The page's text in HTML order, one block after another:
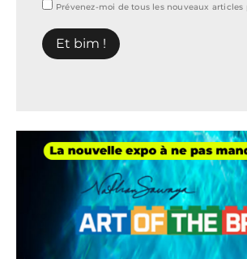
Prévenez-moi de tous les nouveaux articles